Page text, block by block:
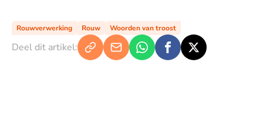
Rouwverwerking Rouw Woorden van troost
Deel dit artikel: